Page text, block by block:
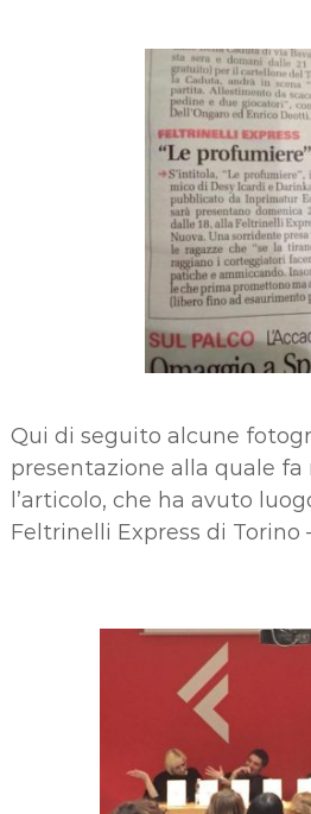
Qui di seguito alcune
presentazione alla quale
l’articolo, che ha avuto
Feltrinelli Express di Torino